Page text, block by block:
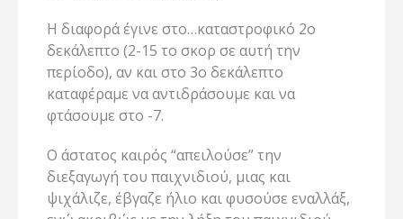
Η διαφορά έγινε στο…καταστροφικό 2ο
δεκάλεπτο (2-15 το σκορ σε αυτή την
περίοδο), αν και στο 3ο δεκάλεπτο
καταφέραμε να αντιδράσουμε και να
φτάσουμε στο -7.
Ο άστατος καιρός “απειλούσε” την
διεξαγωγή του παιχνιδιού, μιας και
ψιχάλιζε, έβγαζε ήλιο και φυσούσε εναλλάξ,